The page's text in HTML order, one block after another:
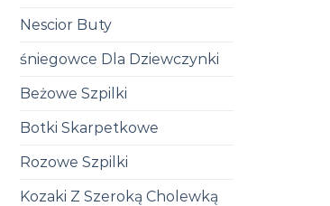
Nescior Buty
śniegowce Dla Dziewczynki
Beżowe Szpilki
Botki Skarpetkowe
Rozowe Szpilki
Kozaki Z Szeroką Cholewką